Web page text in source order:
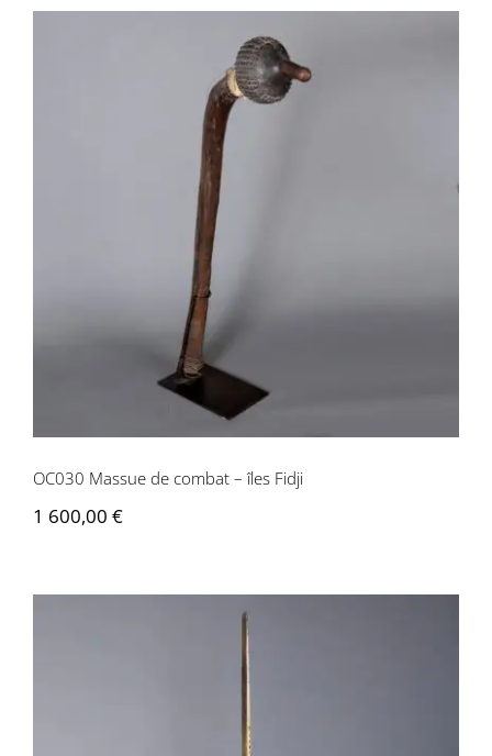
OC030 Massue de combat – îles Fidji
OC030 Massue de combat – îles Fidji
1 600,00 €